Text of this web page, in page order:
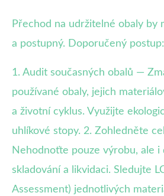
Přechod na udržitelné obaly by
a postupný. Doporučený postup:
1. Audit současných obalů —
používané obaly, jejich
a životní cyklus. Využijte
uhlíkové stopy. 2. Zohledněte
Nehodnoťte pouze výrobu, ale i
skladování a likvidaci. Sledujte
Assessment) jednotlivých